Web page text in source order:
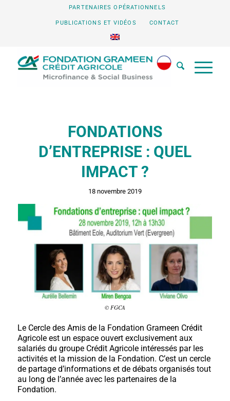
PARTENAIRES OPÉRATIONNELS
PUBLICATIONS ET VIDÉOS CONTACT
FONDATIONS
D’ENTREPRISE : QUEL
IMPACT ?
18 novembre 2019
© FGCA
Le Cercle des Amis de la Fondation Grameen Crédit
Agricole est un espace ouvert exclusivement aux
salariés du groupe Crédit Agricole intéressés par les
activités et la mission de la Fondation. C’est un cercle
de partage d’informations et de débats organisés tout
au long de l’année avec les partenaires de la
Fondation.